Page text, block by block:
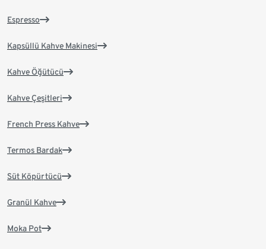
Espresso
Kapsüllü Kahve Makinesi
Kahve Öğütücü
Kahve Çeşitleri
French Press Kahve
Termos Bardak
Süt Köpürtücü
Granül Kahve
Moka Pot